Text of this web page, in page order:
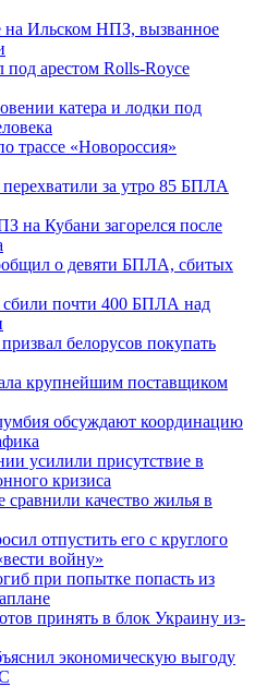
на Ильском НПЗ, вызванное
под арестом Rolls-Royce
катера и лодки под
трассе «Новороссия»
за утро 85 БПЛА
на Кубани загорелся после
о девяти БПЛА, сбитых
почти 400 БПЛА над
белорусов покупать
крупнейшим поставщиком
обсуждают координацию
усилили присутствие в
кризиса
качество жилья в
отпустить его с круглого
войну»
при попытке попасть из
принять в блок Украину из-
экономическую выгоду